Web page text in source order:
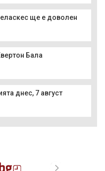
ще е доволен
Бала
днес, 7 август